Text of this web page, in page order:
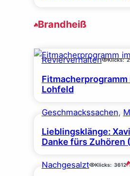
Brandheiß
Revierverhalten Klicks:
Fitmacherprogramm
Lohfeld
Geschmackssachen,
Lieblingsklänge:
Danke fürs Zuhören
Nachgesalzt Klicks: 3612